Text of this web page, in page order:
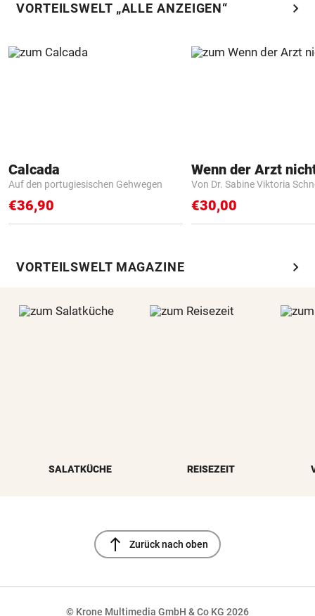
VORTEILSWELT „ALLE ANZEIGEN“ chevron_right
Calcada
Auf den portugiesischen Gehwegen
€36,90
Von Dr. Sabine Viktoria
€30,00
VORTEILSWELT MAGAZINE chevron_right
SALATKÜCHE REISEZEIT
north Zurück nach oben
© Krone Multimedia GmbH & Co KG 2026